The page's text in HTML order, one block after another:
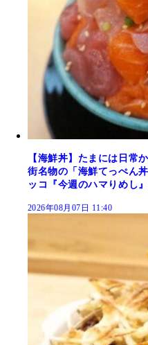
【海鮮丼】たまには日常
街名物の「海鮮てっぺん
ッコ『今週のハマりめし
2026年08月07日 11:40